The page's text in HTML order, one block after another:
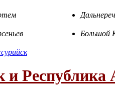
Большой
и Республика